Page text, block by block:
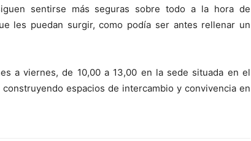
sentirse más seguras sobre todo a la hora de
les puedan surgir, como podía ser antes rellenar un
a viernes, de 10,00 a 13,00 en la sede situada en el
espacios de intercambio y convivencia en